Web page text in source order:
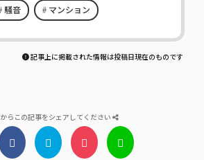
騒音 マンション
記事上に掲載された情報は投稿日現在のものです
らこの記事をシェアしてください